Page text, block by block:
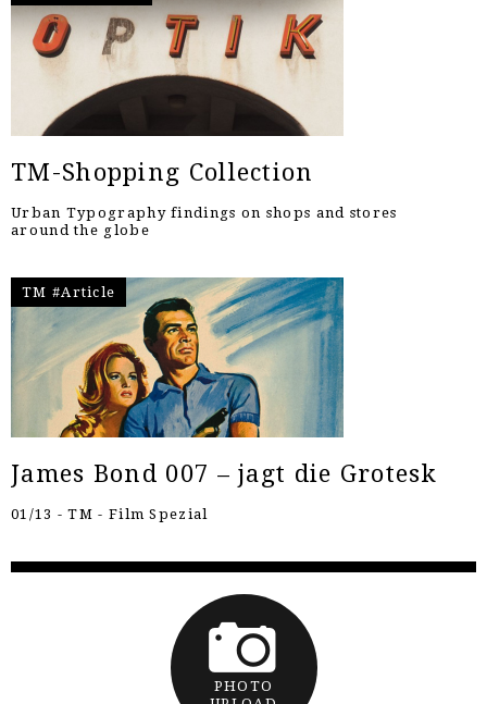
TM-Shopping Collection
Urban Typography findings on shops and stores
around the globe
TM #Article
James Bond 007 – jagt die Grotesk
01/13 - TM - Film Spezial
PHOTO